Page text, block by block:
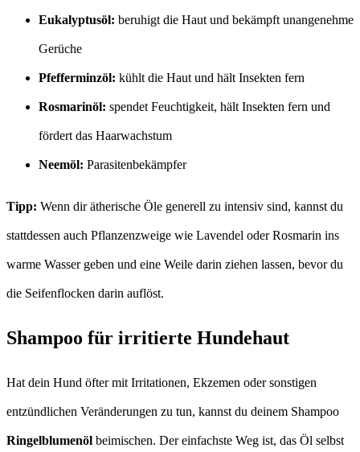
Eukalyptusöl: beruhigt die Haut und bekämpft unangenehme
Gerüche
Pfefferminzöl: kühlt die Haut und hält Insekten fern
Rosmarinöl: spendet Feuchtigkeit, hält Insekten fern und
fördert das Haarwachstum
Neemöl: Parasitenbekämpfer
Tipp: Wenn dir ätherische Öle generell zu intensiv sind, kannst du
stattdessen auch Pflanzenzweige wie Lavendel oder Rosmarin ins
warme Wasser geben und eine Weile darin ziehen lassen, bevor du
die Seifenflocken darin auflöst.
Shampoo für irritierte Hundehaut
Hat dein Hund öfter mit Irritationen, Ekzemen oder sonstigen
entzündlichen Veränderungen zu tun, kannst du deinem Shampoo
Ringelblumenöl beimischen. Der einfachste Weg ist, das Öl selbst